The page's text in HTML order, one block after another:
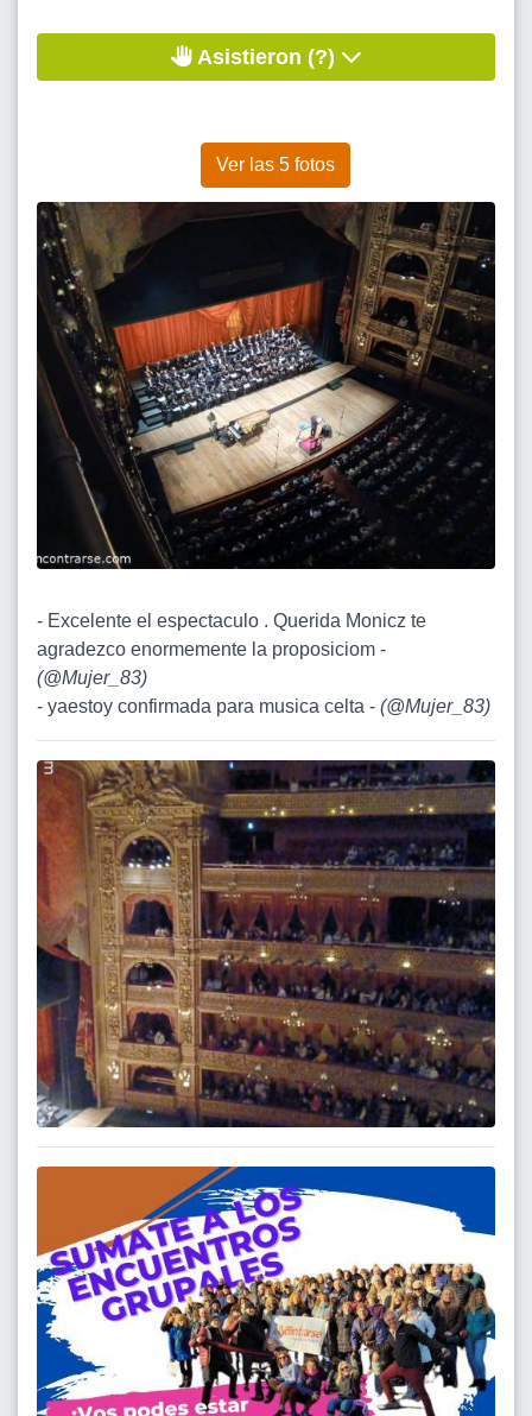
Asistieron (?)
Ver las 5 fotos
- Excelente el espectaculo . Querida Monicz te
agradezco enormemente la proposiciom -
(@Mujer_83)
- yaestoy confirmada para musica celta - (@Mujer_83)